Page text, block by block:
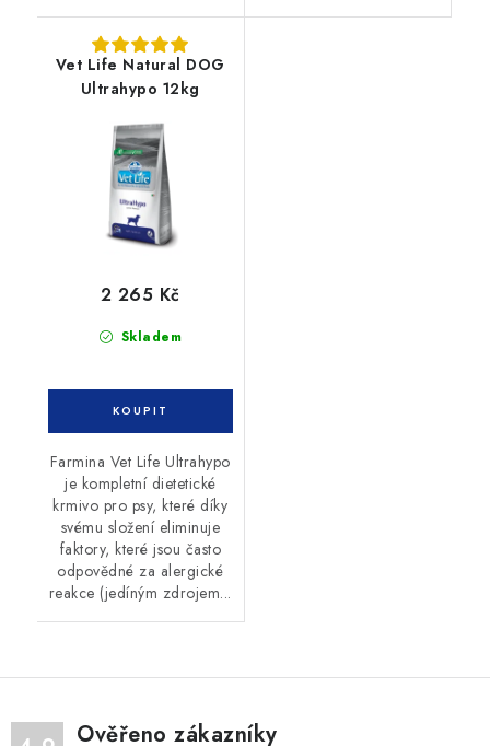
Vet Life Natural DOG
Ultrahypo 12kg
Skladem
2 265 Kč
Farmina Vet Life Ultrahypo
je kompletní dietetické
krmivo pro psy, které díky
svému složení eliminuje
faktory, které jsou často
odpovědné za alergické
reakce (jedíným zdrojem...
Ověřeno zákazníky